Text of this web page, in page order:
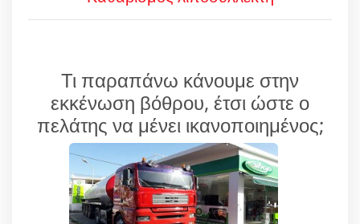
Τι παραπάνω κάνουμε στην
εκκένωση βόθρου, έτσι ώστε ο
πελάτης να μένει ικανοποιημένος;